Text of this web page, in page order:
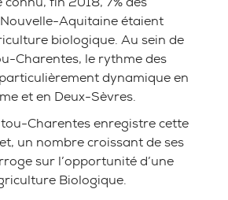
Aquitaine étaient
biologique. Au sein de
Charentes, le rythme des
dynamique en
et en Deux-Sèvres.
Charentes enregistre cette
un nombre croissant de ses
sur l’opportunité d’une
Biologique.